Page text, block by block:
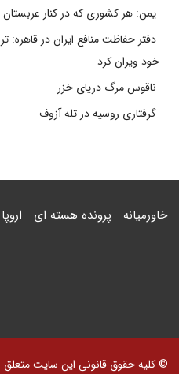
یمن: هر کشوری که در کنار عربستان
دفتر حفاظت منافع ایران در قاهره:
خود ویران کرد
ناقوس مرگ دریای خزر
گرفتاری روسیه در تله آزوف
خاورمیانه پرونده هسته ای اروپا
© کلیه حقوق قانونی این سایت متعلق